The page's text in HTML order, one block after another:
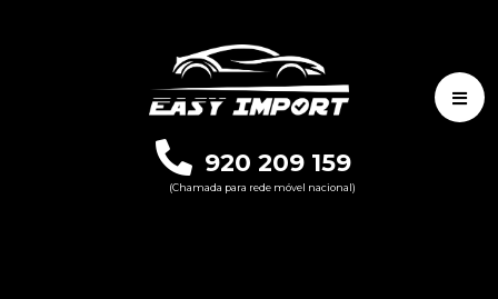
920 209 159
(Chamada para rede móvel nacional)